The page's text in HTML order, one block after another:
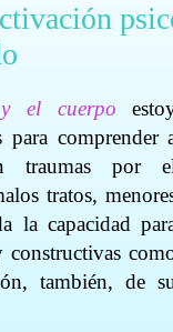
el cuerpo
para comprender
traumas por
tratos,
la capacidad
constructivas
también, de